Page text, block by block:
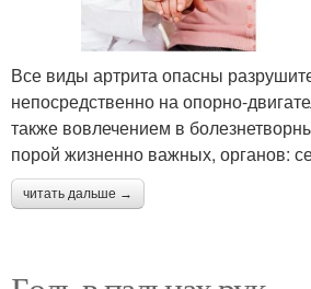
Все виды артрита опасны
непосредственно на опорно-
также вовлечением в
порой жизненно важных, органов:
читать дальше →